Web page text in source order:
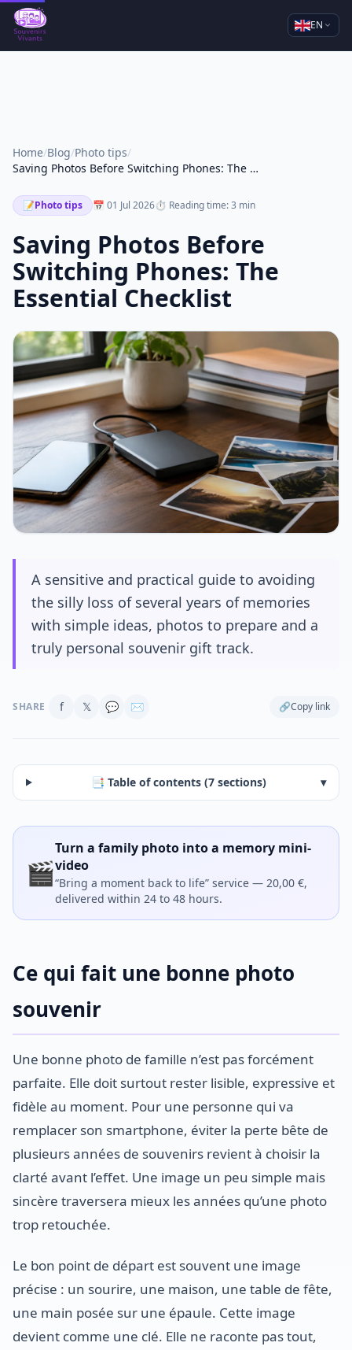
EN
Home/Blog/Photo tips/
Saving Photos Before Switching Phones: The Essential Checklist
📝Photo tips 📅 01 Jul 2026⏱ Reading time: 3 min
Saving Photos Before
Switching Phones: The
Essential Checklist
A sensitive and practical guide to avoiding
the silly loss of several years of memories
with simple ideas, photos to prepare and a
truly personal souvenir gift track.
SHARE f 𝕏 💬 ✉ 🔗Copy link
📑 Table of contents (7 sections) ▾
🎬
Turn a family photo into a memory mini-
video
“Bring a moment back to life” service — 20,00 €,
delivered within 24 to 48 hours.
Ce qui fait une bonne photo
souvenir
Une bonne photo de famille n’est pas forcément
parfaite. Elle doit surtout rester lisible, expressive et
fidèle au moment. Pour une personne qui va
remplacer son smartphone, éviter la perte bête de
plusieurs années de souvenirs revient à choisir la
clarté avant l’effet. Une image un peu simple mais
sincère traversera mieux les années qu’une photo
trop retouchée.
Le bon point de départ est souvent une image
précise : un sourire, une maison, une table de fête,
une main posée sur une épaule. Cette image
devient comme une clé. Elle ne raconte pas tout,